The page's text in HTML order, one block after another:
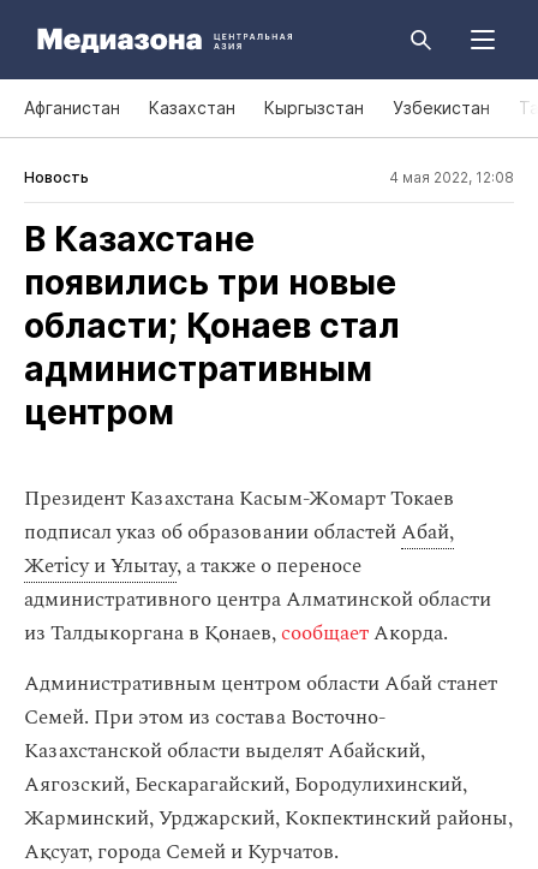
Афганистан Казахстан Кыргызстан Узбекистан
Новость 4 мая 2022, 12:08
В Казахстане
появились три новые
области; Қонаев стал
административным
центром
Президент Казахстана Касым-Жомарт Токаев
подписал указ об образовании областейАбай,
Жетісу и Ұлытау, а также о переносе
административного центра Алматинской области
из Талдыкоргана в Қонаев,сообщаетАкорда.
Административным центром области Абай станет
Семей. При этом из состава Восточно-
Казахстанской области выделят Абайский,
Аягозский, Бескарагайский, Бородулихинский,
Жарминский, Урджарский, Кокпектинский районы,
Ақсуат, города Семей и Курчатов.